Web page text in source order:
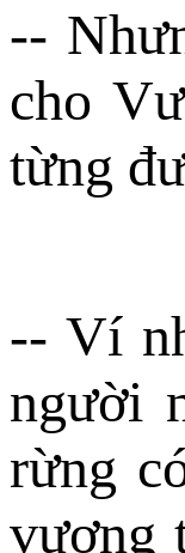
--
cho
từng
-- Ví
người
rừng
vương